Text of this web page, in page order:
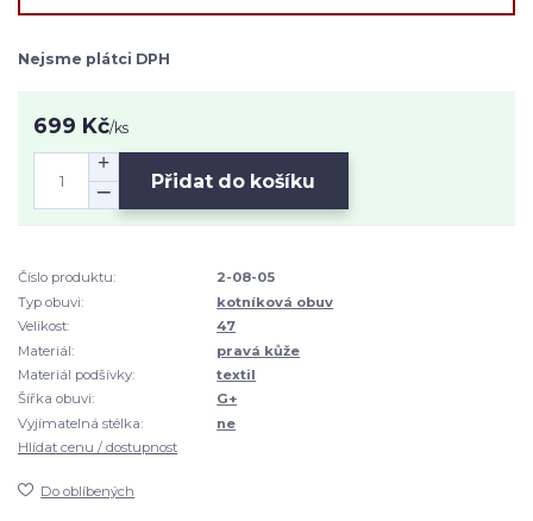
Nejsme plátci DPH
699 Kč/ks
Přidat do košíku
Číslo produktu:
2-08-05
Typ obuvi:
kotníková obuv
Velikost:
47
Materiál:
pravá kůže
Materiál podšívky:
textil
Šířka obuvi:
G+
Vyjímatelná stélka:
ne
Hlídat cenu / dostupnost
Do oblíbených